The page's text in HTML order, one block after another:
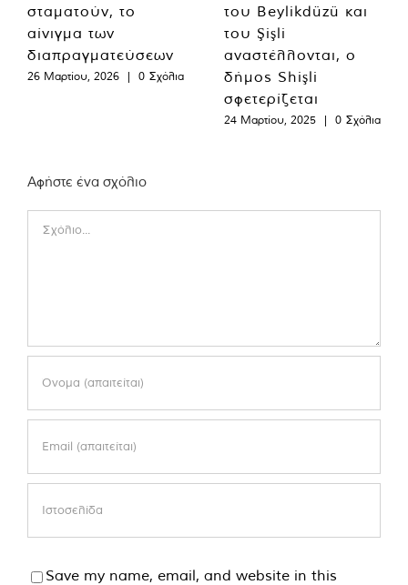
σταματούν, το
αίνιγμα των
διαπραγματεύσεων
26 Μαρτίου, 2026 | 0 Σχόλια
του Beylikdüzü και
του Şişli
αναστέλλονται, ο
δήμος Shişli
σφετερίζεται
24 Μαρτίου, 2025 | 0 Σχόλια
Αφήστε ένα σχόλιο
Save my name, email, and website in this